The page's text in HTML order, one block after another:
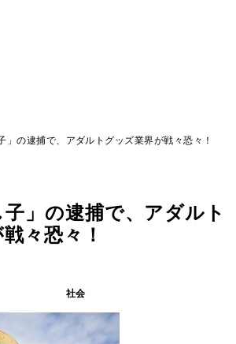
」の逮捕で、アダルトグッズ業界が戦々恐々！
子」の逮捕で、アダルト
々恐々！
社会